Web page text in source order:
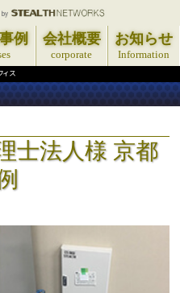
例 会社概要
corporate
お知らせ
Information
ス
士法人様 京都